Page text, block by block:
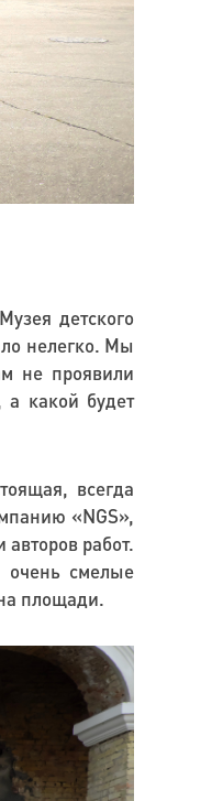
детского
нелегко. Мы
не проявили
а какой будет
всегда
«NGS»,
работ.
очень смелые
площади.